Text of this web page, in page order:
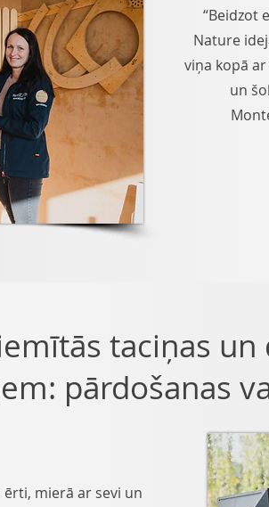
“Beidzot
Nature
viņa kopā
un
taciņas
pārdošanas
mierā ar sevi un